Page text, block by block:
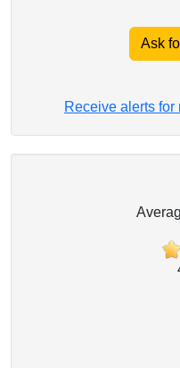
Ask
Receive alerts